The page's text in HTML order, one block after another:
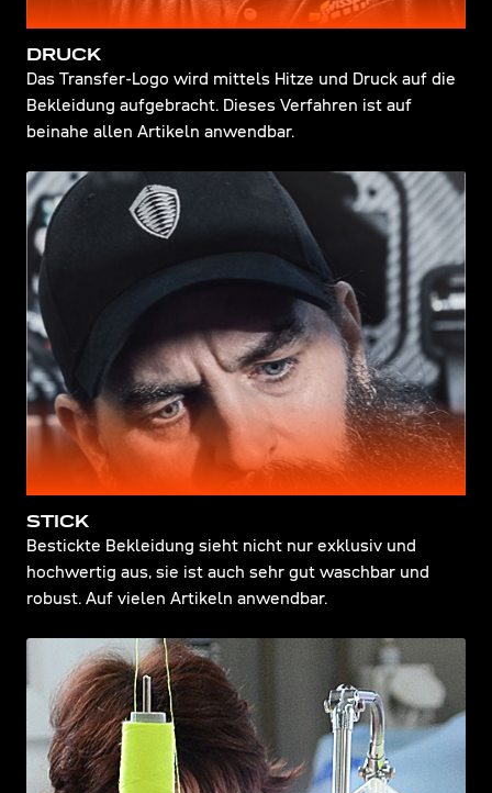
DRUCK
Das Transfer-Logo wird mittels Hitze und Druck auf die
Bekleidung aufgebracht. Dieses Verfahren ist auf
beinahe allen Artikeln anwendbar.
STICK
Bestickte Bekleidung sieht nicht nur exklusiv und
hochwertig aus, sie ist auch sehr gut waschbar und
robust. Auf vielen Artikeln anwendbar.